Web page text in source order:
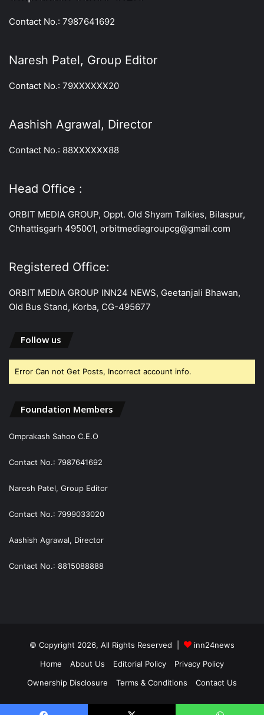
Contact No.: 7987641692
Naresh Patel, Group Editor
Contact No.: 79XXXXXX20
Aashish Agrawal, Director
Contact No.: 88XXXXXX88
Head Office :
ORBIT MEDIA GROUP, Oppt. Old Shyam Talkies, Bilaspur,
Chhattisgarh 495001, orbitmediagroupcg@gmail.com
Registered Office:
ORBIT MEDIA GROUP INN24 NEWS, Geetanjali Bhawan,
Old Bus Stand, Korba, CG-495677
Follow us
Error Can not Get Posts, Incorrect account info.
Foundation Members
Omprakash Sahoo C.E.O
Contact No.: 7987641692
Naresh Patel, Group Editor
Contact No.: 7999033020
Aashish Agrawal, Director
Contact No.: 8815088888
© Copyright 2026, All Rights Reserved |
inn24news
Home
About Us Editorial Policy
Privacy Policy
Ownership Disclosure
Terms & Conditions Contact Us